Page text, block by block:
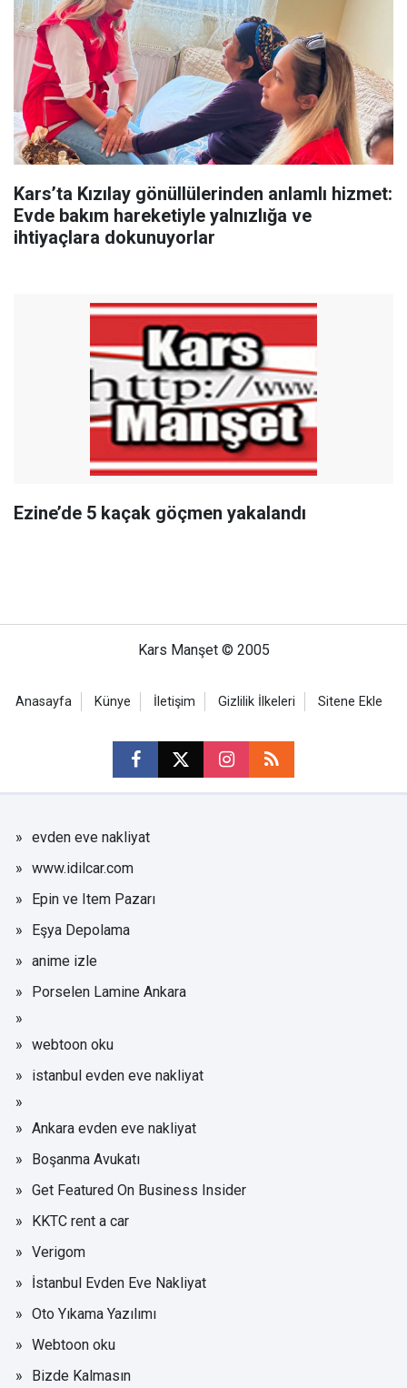
Kars’ta Kızılay gönüllülerinden anlamlı hizmet:
Evde bakım hareketiyle yalnızlığa ve
ihtiyaçlara dokunuyorlar
Ezine’de 5 kaçak göçmen yakalandı
Kars Manşet © 2005
Anasayfa Künye İletişim Gizlilik İlkeleri Sitene Ekle
evden eve nakliyat
www.idilcar.com
Epin ve Item Pazarı
Eşya Depolama
anime izle
Porselen Lamine Ankara
webtoon oku
istanbul evden eve nakliyat
Ankara evden eve nakliyat
Boşanma Avukatı
Get Featured On Business Insider
KKTC rent a car
Verigom
İstanbul Evden Eve Nakliyat
Oto Yıkama Yazılımı
Webtoon oku
Bizde Kalmasın